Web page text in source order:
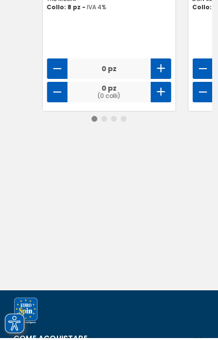
Collo: 8 pz - IVA 4%
0 pz
0 pz
(0 colli)
Collo: